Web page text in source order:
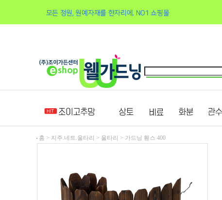
홈 > 지주.네트.울타리 > 울타리 > 가드닝 휀스 400